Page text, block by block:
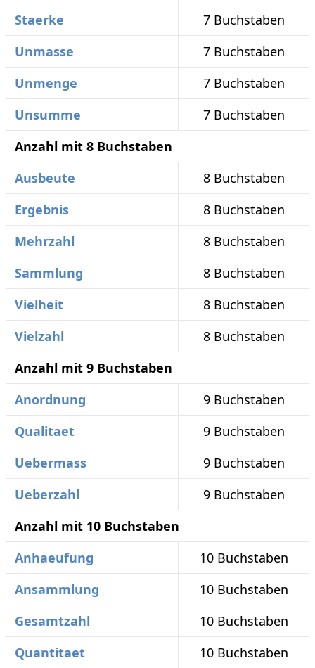
Staerke
7 Buchstaben
Unmasse
7 Buchstaben
Unmenge
7 Buchstaben
Unsumme
7 Buchstaben
Anzahl mit 8 Buchstaben
Ausbeute
8 Buchstaben
Ergebnis
8 Buchstaben
Mehrzahl
8 Buchstaben
Sammlung
8 Buchstaben
Vielheit
8 Buchstaben
Vielzahl
8 Buchstaben
Anzahl mit 9 Buchstaben
Anordnung
9 Buchstaben
Qualitaet
9 Buchstaben
Uebermass
9 Buchstaben
Ueberzahl
9 Buchstaben
Anzahl mit 10 Buchstaben
Anhaeufung
10 Buchstaben
Ansammlung
10 Buchstaben
Gesamtzahl
10 Buchstaben
Quantitaet
10 Buchstaben